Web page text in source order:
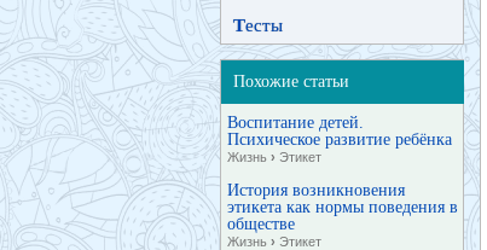
Тесты
Похожие статьи
Воспитание детей.
Психическое развитие ребёнка
Жизнь › Этикет
История возникновения
этикета как нормы поведения в
обществе
Жизнь › Этикет